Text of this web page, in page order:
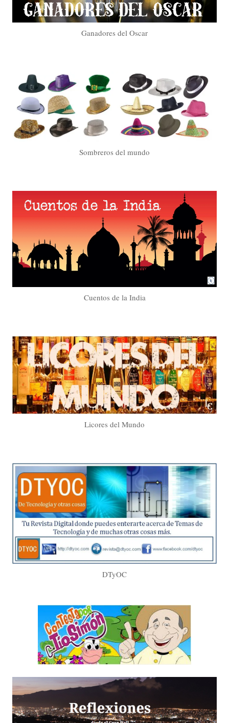
Ganadores del Oscar
Sombreros del mundo
Cuentos de la India
Licores del Mundo
DTyOC